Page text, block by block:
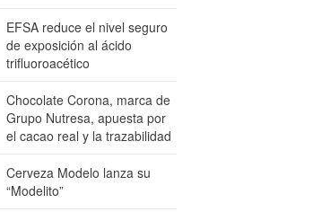
EFSA reduce el nivel seguro
de exposición al ácido
trifluoroacético
Chocolate Corona, marca de
Grupo Nutresa, apuesta por
el cacao real y la trazabilidad
Cerveza Modelo lanza su
“Modelito”